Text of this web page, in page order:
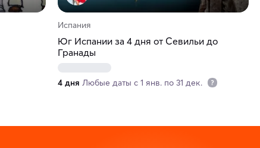
Испания
Юг Испании за 4 дня от Севильи до
Гранады
4 дня Любые даты с 1 янв. по 31 дек.